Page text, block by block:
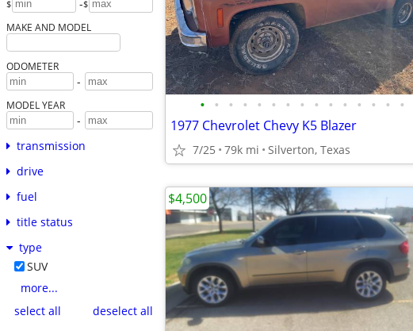
$ -$
MAKE AND MODEL
ODOMETER
-
MODEL YEAR
-
transmission
drive
fuel
title status
type
SUV
more...
select all
deselect all
• • • • • • • • • • • • • • •
1977 Chevrolet Chevy K5 Blazer
7/25 79k mi Silverton, Texas
$4,500